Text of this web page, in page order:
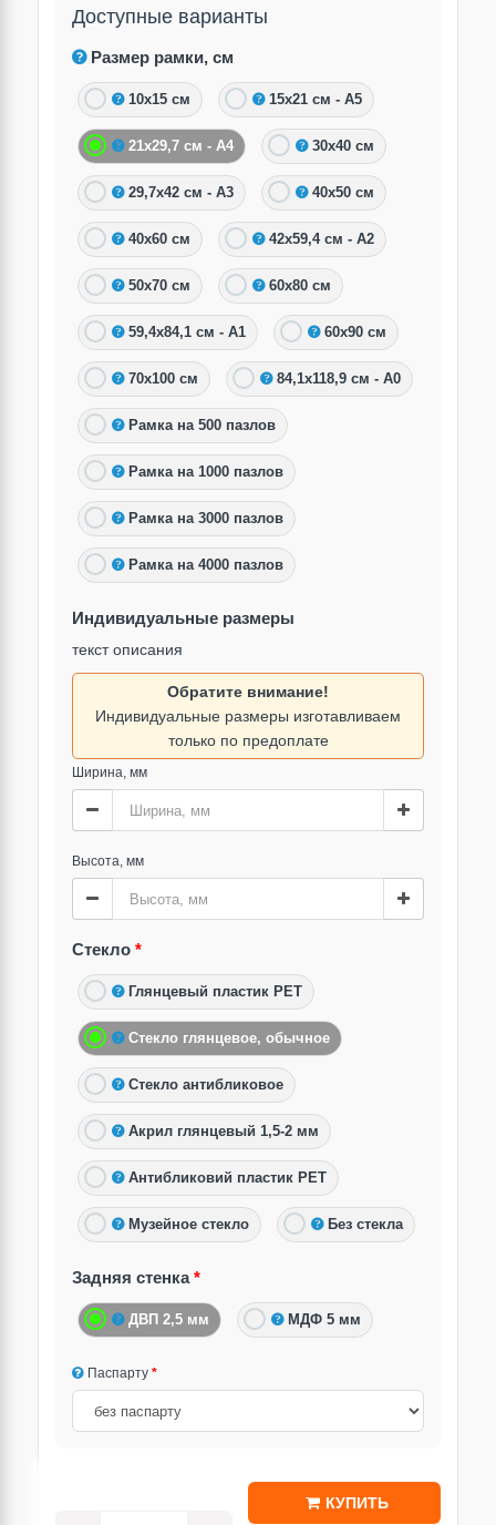
Доступные варианты
Размер рамки, см
10х15 см 15х21 см - А5
21х29,7 см - А4 30х40 см
29,7х42 см - А3 40х50 см
40х60 см 42х59,4 см - А2
50х70 см 60х80 см
59,4х84,1 см - А1 60х90 см
70х100 см 84,1х118,9 см - А0
Рамка на 500 пазлов
Рамка на 1000 пазлов
Рамка на 3000 пазлов
Рамка на 4000 пазлов
Индивидуальные размеры
текст описания
Обратите внимание!
Индивидуальные размеры изготавливаем
только по предоплате
Ширина, мм
Высота, мм
Стекло
Глянцевый пластик PET
Стекло глянцевое, обычное
Стекло антибликовое
Акрил глянцевый 1,5-2 мм
Антибликовий пластик PET
Музейное стекло Без стекла
Задняя стенка
ДВП 2,5 мм МДФ 5 мм
Паспарту
КУПИТЬ